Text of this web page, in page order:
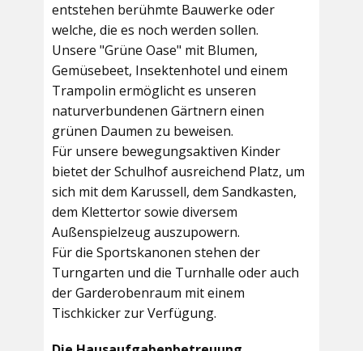
entstehen berühmte Bauwerke oder
welche, die es noch werden sollen.
Unsere "Grüne Oase" mit Blumen,
Gemüsebeet, Insektenhotel und einem
Trampolin ermöglicht es unseren
naturverbundenen Gärtnern einen
grünen Daumen zu beweisen.
Für unsere bewegungsaktiven Kinder
bietet derSchulhofausreichend Platz, um
sich mit dem Karussell, dem Sandkasten,
dem Klettertor sowie diversem
Außenspielzeug auszupowern.
Für die Sportskanonen stehen der
Turngarten und die Turnhalle oder auch
derGarderobenraum mit einem
Tischkicker zur Verfügung.